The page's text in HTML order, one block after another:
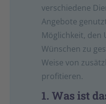
verschiedene
Angebote
Möglichkeit, den
Wünschen zu
Weise von
profitieren.
1. Was ist